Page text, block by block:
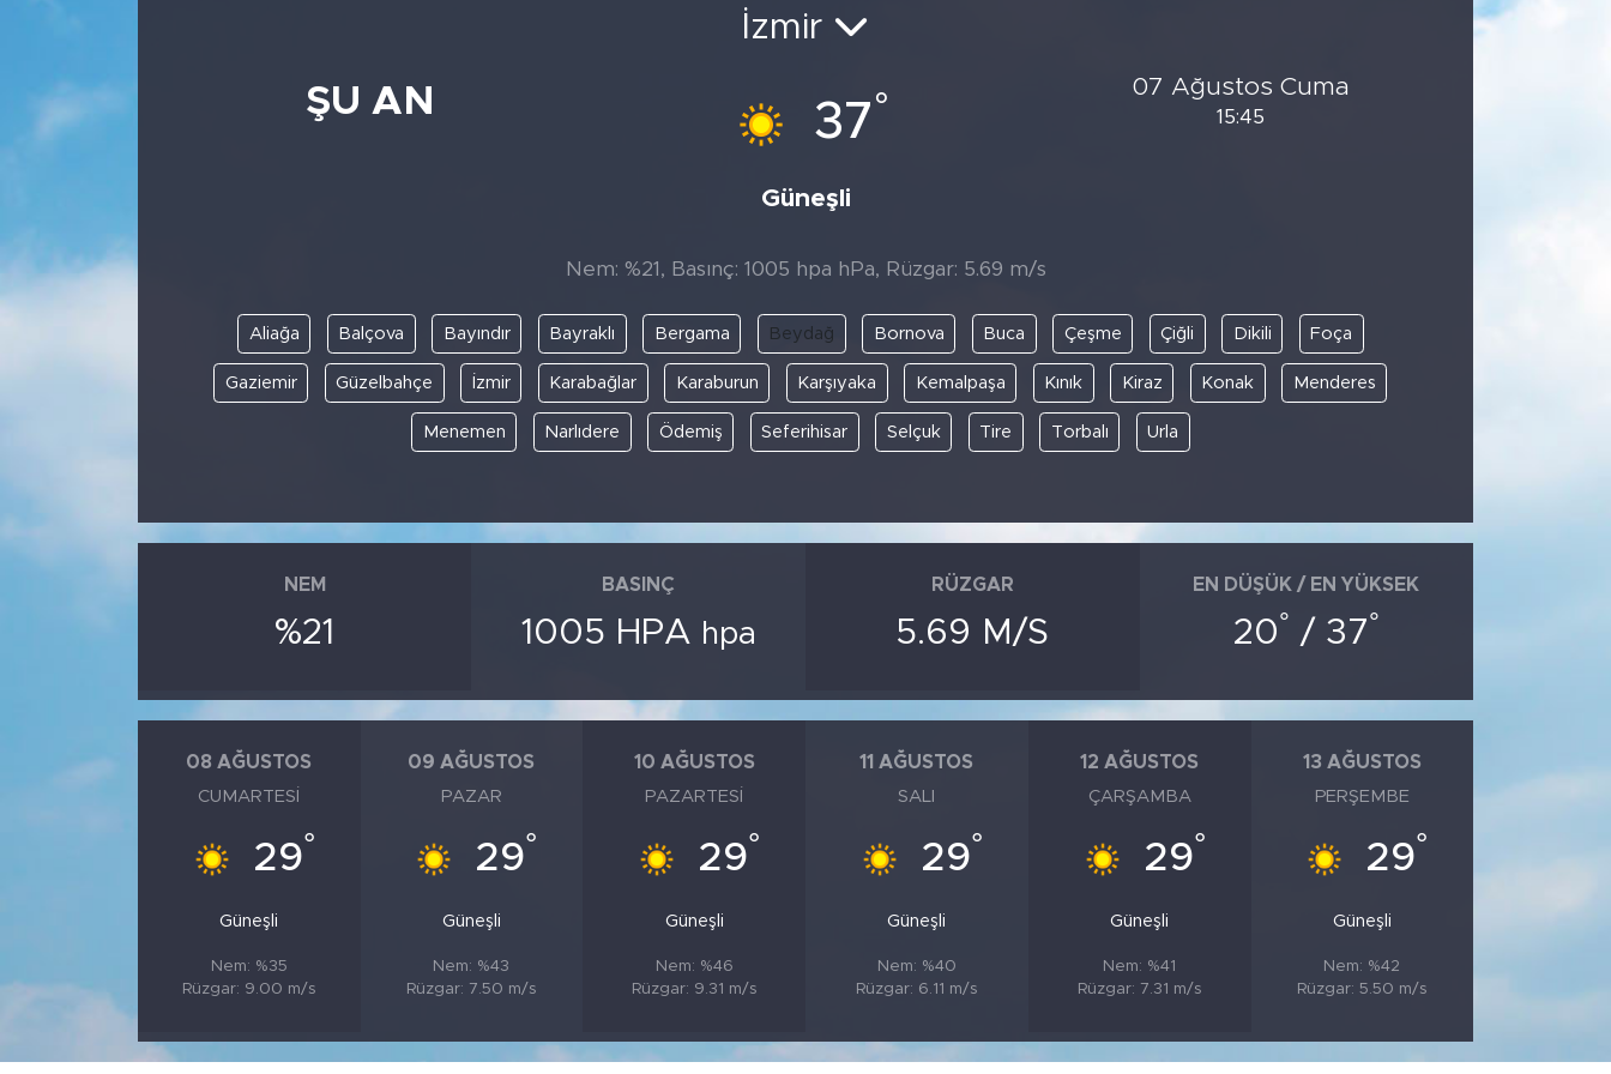
ŞU AN
İzmir
37°
Güneşli
07 Ağustos Cuma
15:45
Nem: %21, Basınç: 1005 hpa hPa, Rüzgar: 5.69 m/s
Aliağa Balçova Bayındır Bayraklı Bergama Beydağ Bornova Buca Çeşme Çiğli Dikili Foça
Gaziemir Güzelbahçe İzmir Karabağlar Karaburun Karşıyaka Kemalpaşa Kınık Kiraz Konak Menderes
Menemen Narlıdere Ödemiş Seferihisar Selçuk Tire Torbalı Urla
NEM
%21
BASINÇ
1005 HPA hpa
RÜZGAR
5.69 M/S
EN DÜŞÜK / EN YÜKSEK
20° / 37°
08 AĞUSTOS
CUMARTESI
29°
Güneşli
Nem: %35
Rüzgar: 9.00 m/s
09 AĞUSTOS
PAZAR
29°
Güneşli
Nem: %43
Rüzgar: 7.50 m/s
10 AĞUSTOS
PAZARTESI
29°
Güneşli
Nem: %46
Rüzgar: 9.31 m/s
11 AĞUSTOS
SALI
29°
Güneşli
Nem: %40
Rüzgar: 6.11 m/s
12 AĞUSTOS
ÇARŞAMBA
29°
Güneşli
Nem: %41
Rüzgar: 7.31 m/s
13 AĞUSTOS
PERŞEMBE
29°
Güneşli
Nem: %42
Rüzgar: 5.50 m/s